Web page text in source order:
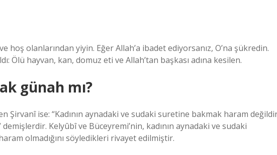
hoş olanlarından yiyin. Eğer Allah’a ibadet ediyorsanız, O’na şükredin.
Ölü hayvan, kan, domuz eti ve Allah’tan başkası adına kesilen.
günah mı?
Şirvanî ise: “Kadının aynadaki ve sudaki suretine bakmak haram
Kelyûbî ve Büceyremi’nin, kadının aynadaki ve sudaki
olmadığını söyledikleri rivayet edilmiştir.